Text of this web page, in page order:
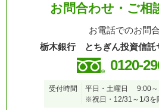
お問合わせ・ご相
お電話でのお問
栃木銀行 とちぎん投資信託
0120-
受付時間 平日・土曜日
9:00
※祝日・12/31～1/3を